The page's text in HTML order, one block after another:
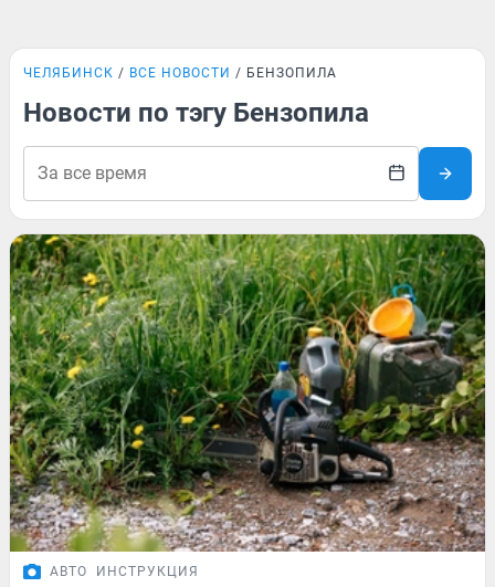
ЧЕЛЯБИНСК ВСЕ НОВОСТИ БЕНЗОПИЛА
Новости по тэгу Бензопила
АВТО ИНСТРУКЦИЯ